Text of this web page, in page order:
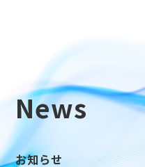
News
お知らせ